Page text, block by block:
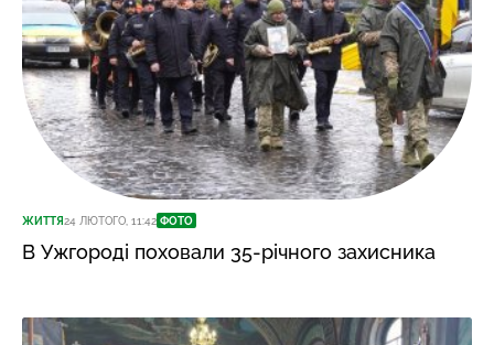
ЖИТТЯ24 ЛЮТОГО, 11:42 ФОТО
В Ужгороді поховали 35-річного захисника